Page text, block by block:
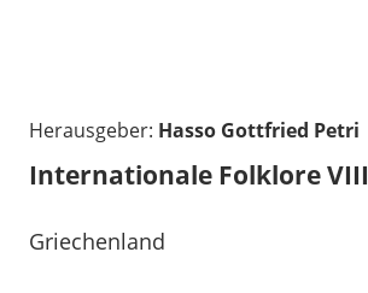
Herausgeber: Hasso Gottfried Petri
Internationale Folklore VIII
Griechenland